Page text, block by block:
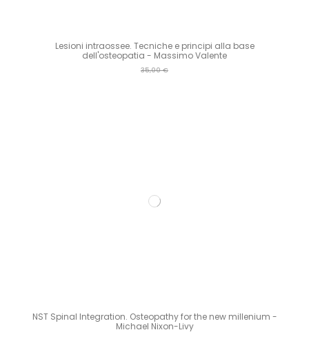
Lesioni intraossee. Tecniche e principi alla base
dell'osteopatia - Massimo Valente
35,00 €
NST Spinal Integration. Osteopathy for the new millenium -
Michael Nixon-Livy